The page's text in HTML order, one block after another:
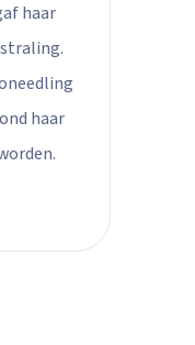
haar
haar